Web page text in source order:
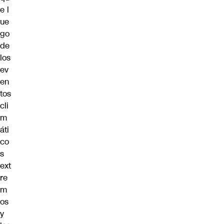
e l
ue
go
de
los
ev
en
tos
cli
m
áti
co
s
ext
re
m
os
y